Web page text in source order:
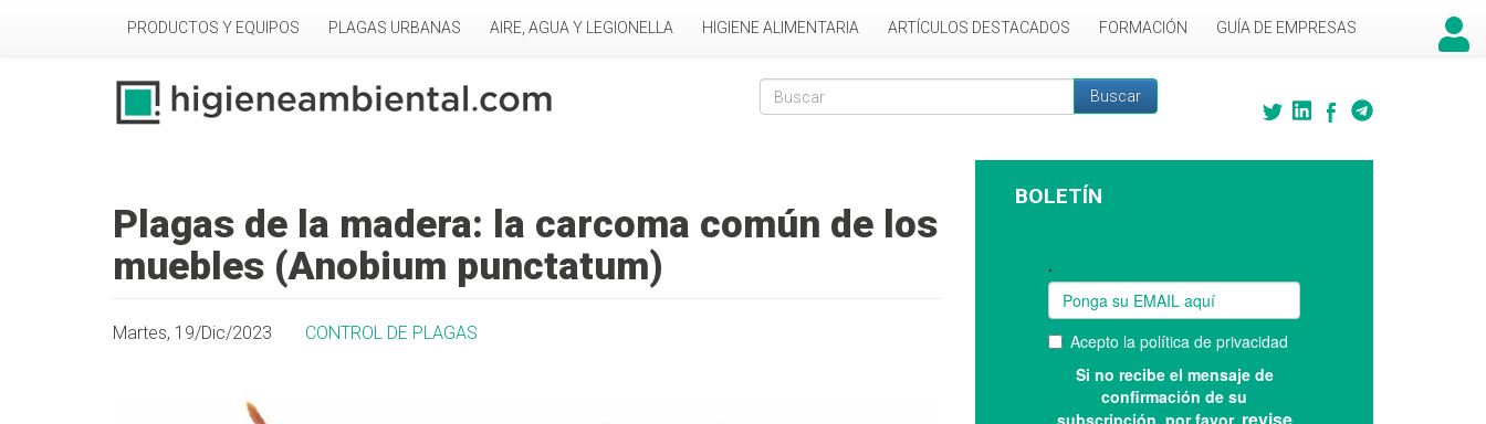
PRODUCTOS Y EQUIPOS PLAGAS URBANAS AIRE, AGUA Y LEGIONELLA HIGIENE ALIMENTARIA ARTÍCULOS DESTACADOS FORMACIÓN GUÍA DE EMPRESAS
Formulario de búsqueda
Buscar
Plagas de la madera: la carcoma común de los
muebles (Anobium punctatum)
Martes, 19/Dic/2023 CONTROL DE PLAGAS
BOLETÍN